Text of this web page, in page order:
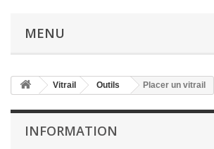
MENU
Vitrail Outils Placer un vitrail
INFORMATION